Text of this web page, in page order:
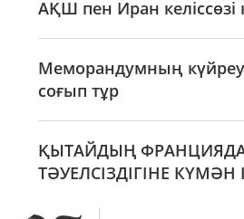
АҚШ пен Иран келіссөзі
Меморандумның
соғып тұр
ҚЫТАЙДЫҢ
ТӘУЕЛСІЗДІГІНЕ КҮМӘН